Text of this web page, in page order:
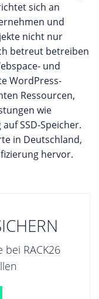
sich an
und
nicht nur
betreut betreiben
und
WordPress-
Ressourcen,
wie
SSD-Speicher.
in Deutschland,
hervor.
RACK26